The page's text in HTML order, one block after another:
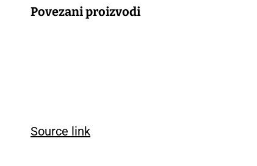
Povezani proizvodi
Source link